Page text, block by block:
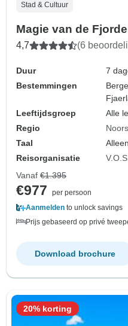
Stad & Cultuur
Magie van de
4,7 (6
Duur
7
Bestemmingen
Leeftijdsgroep
Alle
Regio
Taal
Reisorganisatie
Vanaf €1.395
€977
per persoon
Aanmelden to unlock savings
Prijs gebaseerd op privé
Download brochure
20% korting